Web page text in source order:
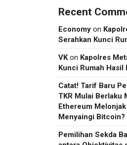
Recent
Economy on
Serahkan Kunci
VKon Kapolres
Kunci Rumah Hasil
Catat! Tarif Baru
TKR Mulai Berlaku
Ethereum
Menyaingi Bitcoin?
Pemilihan Sekda